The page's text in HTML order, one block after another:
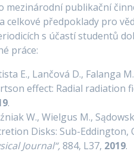
mezinárodní publikační
předpoklady pro
s účastí studentů
práce:
E., Lančová D., Falanga
effect: Radial radiation
.
W., Wielgus M.,
Disks: Sub-
Journal“, 884, L37, 2019.